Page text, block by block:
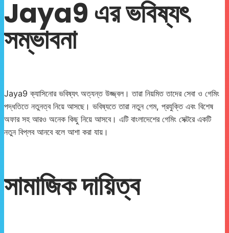
Jaya9 এর ভবিষ্যৎ
সম্ভাবনা
Jaya9 ক্যাসিনোর ভবিষ্যৎ অত্যন্ত উজ্জ্বল। তারা নিয়মিত তাদের সেবা ও গেমিং
পদ্ধতিতে নতুনত্ব নিয়ে আসছে। ভবিষ্যতে তারা নতুন গেম, প্রযুক্তি এবং বিশেষ
অফার সহ আরও অনেক কিছু নিয়ে আসবে। এটি বাংলাদেশের গেমিং সেক্টরে একটি
নতুন বিপ্লব আনবে বলে আশা করা যায়।
সামাজিক দায়িত্ব